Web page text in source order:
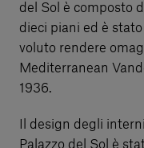
del Sol è composto
dieci piani ed è
voluto rendere
Mediterranean
1936.
Il design degli
Palazzo del Sol è